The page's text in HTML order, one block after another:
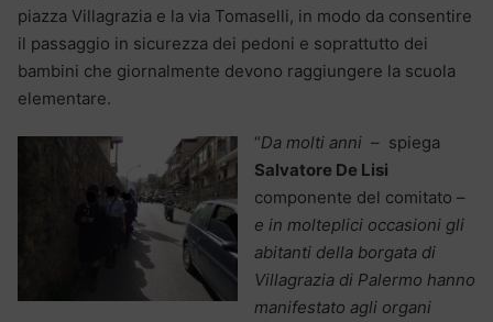
piazza Villagrazia e la via Tomaselli, in modo da consentire
il passaggio in sicurezza dei pedoni e soprattutto dei
bambini che giornalmente devono raggiungere la scuola
elementare.
“Da molti anni – spiega
Salvatore De Lisi
componente del comitato –
e in molteplici occasioni gli
abitanti della borgata di
Villagrazia di Palermo hanno
manifestato agli organi